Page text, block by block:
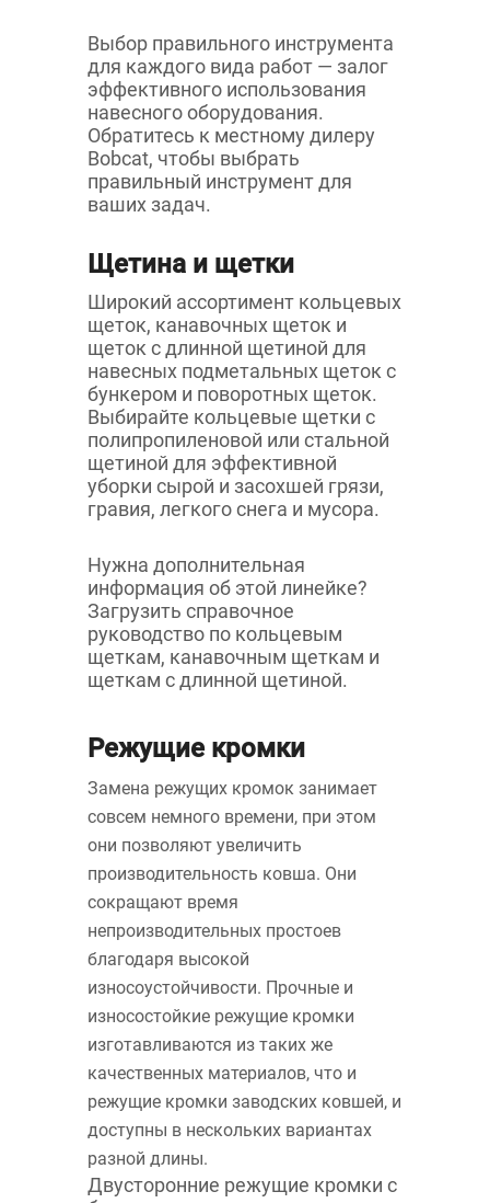
Выбор правильного инструмента
для каждого вида работ — залог
эффективного использования
навесного оборудования.
Обратитесь к местному дилеру
Bobcat, чтобы выбрать
правильный инструмент для
ваших задач.
Щетина и щетки
Широкий ассортимент кольцевых
щеток, канавочных щеток и
щеток с длинной щетиной для
навесных подметальных щеток с
бункером и поворотных щеток.
Выбирайте кольцевые щетки с
полипропиленовой или стальной
щетиной для эффективной
уборки сырой и засохшей грязи,
гравия, легкого снега и мусора.
Нужна дополнительная
информация об этой линейке?
Загрузить справочное
руководство по кольцевым
щеткам, канавочным щеткам и
щеткам с длинной щетиной.
Режущие кромки
Замена режущих кромок занимает
совсем немного времени, при этом
они позволяют увеличить
производительность ковша. Они
сокращают время
непроизводительных простоев
благодаря высокой
износоустойчивости. Прочные и
износостойкие режущие кромки
изготавливаются из таких же
качественных материалов, что и
режущие кромки заводских ковшей, и
доступны в нескольких вариантах
разной длины.
Двусторонние режущие кромки с